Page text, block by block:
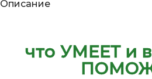
Описание
что УМЕЕТ и